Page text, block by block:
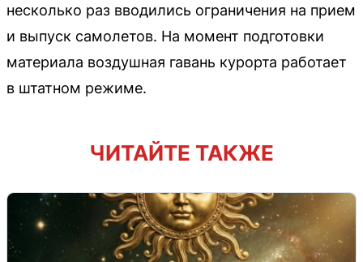
несколько раз вводились ограничения на прием
и выпуск самолетов. На момент подготовки
материала воздушная гавань курорта работает
в штатном режиме.
ЧИТАЙТЕ ТАКЖЕ